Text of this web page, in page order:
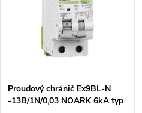
Proudový chránič Ex9BL-N
-13B/1N/0,03 NOARK 6kA typ